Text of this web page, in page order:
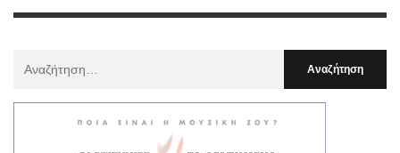
: